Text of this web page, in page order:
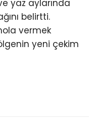
ve yaz aylarında
belirtti.
vermek
yeni çekim